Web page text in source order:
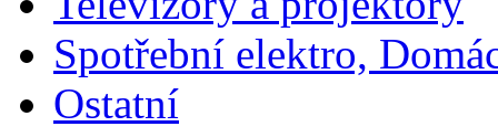
Spotřební elektro,
Ostatní